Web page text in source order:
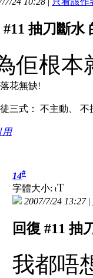
#11 抽刀斷水
佢根
花無缺!
三式： 不主動、 不
用
14#
字體大小: tT
2007/7/24 13:27|
回復 #11 抽
我都唔